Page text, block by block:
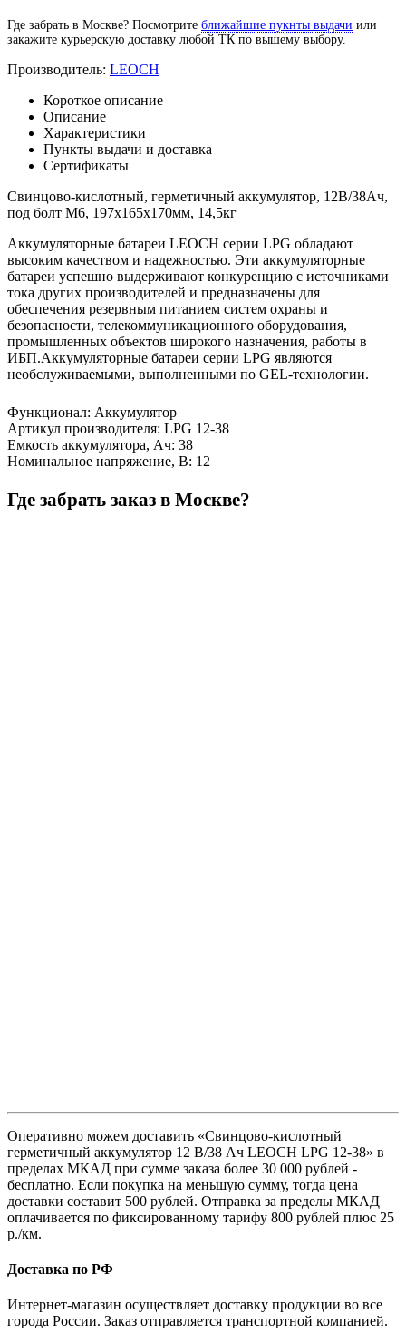
Где забрать в Москве? Посмотрите ближайшие пукнты выдачи или
закажите курьерскую доставку любой ТК по вышему выбору.
Производитель: LEOCH
Короткое описание
Описание
Характеристики
Пункты выдачи и доставка
Сертификаты
Свинцово-кислотный, герметичный аккумулятор, 12В/38Ач,
под болт М6, 197х165х170мм, 14,5кг
Аккумуляторные батареи LEOCH серии LPG обладают
высоким качеством и надежностью. Эти аккумуляторные
батареи успешно выдерживают конкуренцию с источниками
тока других производителей и предназначены для
обеспечения резервным питанием систем охраны и
безопасности, телекоммуникационного оборудования,
промышленных объектов широкого назначения, работы в
ИБП.Аккумуляторные батареи серии LPG являются
необслуживаемыми, выполненными по GEL-технологии.
Функционал: Аккумулятор
Артикул производителя: LPG 12-38
Емкость аккумулятора, Ач: 38
Номинальное напряжение, В: 12
Где забрать заказ в Москве?
Оперативно можем доставить «Свинцово-кислотный
герметичный аккумулятор 12 В/38 Ач LEOCH LPG 12-38» в
пределах МКАД при сумме заказа более 30 000 рублей -
бесплатно. Если покупка на меньшую сумму, тогда цена
доставки составит 500 рублей. Отправка за пределы МКАД
оплачивается по фиксированному тарифу 800 рублей плюс 25
р./км.
Доставка по РФ
Интернет-магазин осуществляет доставку продукции во все
города России. Заказ отправляется транспортной компанией.